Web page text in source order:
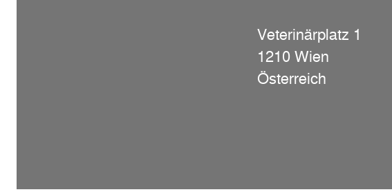
Veterinärplatz 1
1210 Wien
Österreich